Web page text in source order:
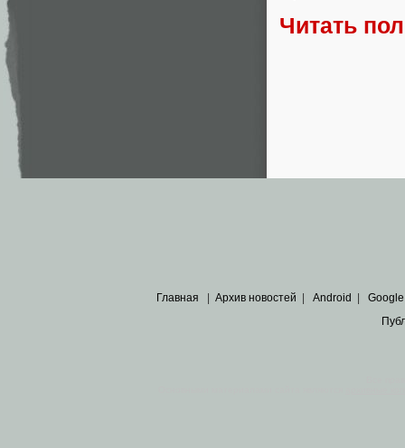
Читать
Главная Архив новостей Android Google